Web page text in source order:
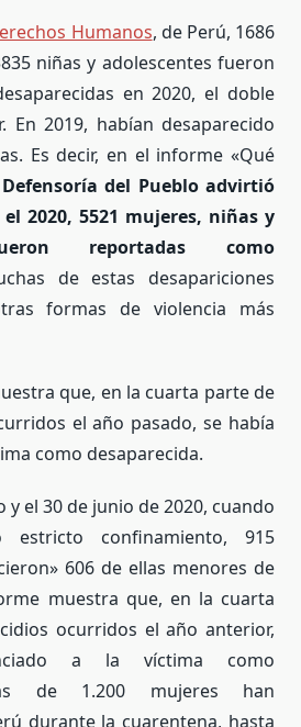
Humanos, de Perú, 1686
niñas y adolescentes fueron
en 2020, el doble
En 2019, habían desaparecido
Es decir, en el informe «Qué
del Pueblo advirtió
2020, 5521 mujeres, niñas y
reportadas como
de estas desapariciones
formas de violencia más
que, en la cuarta parte de
el año pasado, se había
como desaparecida.
y el 30 de junio de 2020, cuando
estricto confinamiento, 915
606 de ellas menores de
muestra que, en la cuarta
ocurridos el año anterior,
a la víctima como
de 1.200 mujeres han
durante la cuarentena, hasta